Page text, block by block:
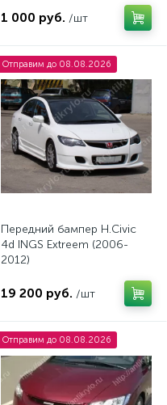
1 000 руб. /шт
Отправим до 08.08.2026
Передний бампер H.Civic
4d INGS Extreem (2006-
2012)
19 200 руб. /шт
Отправим до 08.08.2026